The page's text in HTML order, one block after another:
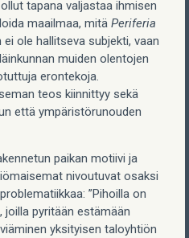
tapana valjastaa ihmisen
maailmaa, mitä Periferia
ole hallitseva subjekti, vaan
muiden olentojen
erontekoja.
teos kiinnittyy sekä
että ympäristörunouden
paikan motiivi ja
nivoutuvat osaksi
”Pihoilla on
pyritään estämään
yksityisen taloyhtiön